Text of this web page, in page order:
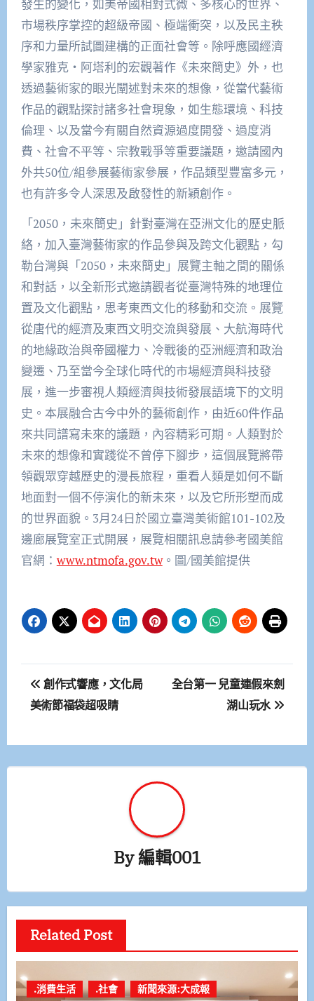
發生的變化，如美帝國相對式微、多核心的世界、
市場秩序掌控的超級帝國、極端衝突，以及民主秩
序和力量所試圖建構的正面社會等。除呼應國經濟
學家雅克‧阿塔利的宏觀著作《未來簡史》外，也
透過藝術家的眼光闡述對未來的想像，從當代藝術
作品的觀點探討諸多社會現象，如生態環境、科技
倫理、以及當今有關自然資源過度開發、過度消
費、社會不平等、宗教戰爭等重要議題，邀請國內
外共50位/組參展藝術家參展，作品類型豐富多元，
也有許多令人深思及啟發性的新穎創作。
「2050，未來簡史」針對臺灣在亞洲文化的歷史脈
絡，加入臺灣藝術家的作品參與及跨文化觀點，勾
勒台灣與「2050，未來簡史」展覽主軸之間的關係
和對話，以全新形式邀請觀者從臺灣特殊的地理位
置及文化觀點，思考東西文化的移動和交流。展覽
從唐代的經濟及東西文明交流與發展、大航海時代
的地緣政治與帝國權力、冷戰後的亞洲經濟和政治
變遷、乃至當今全球化時代的市場經濟與科技發
展，進一步審視人類經濟與技術發展語境下的文明
史。本展融合古今中外的藝術創作，由近60件作品
來共同譜寫未來的議題，內容精彩可期。人類對於
未來的想像和實踐從不曾停下腳步，這個展覽將帶
領觀眾穿越歷史的漫長旅程，重看人類是如何不斷
地面對一個不停演化的新未來，以及它所形塑而成
的世界面貌。3月24日於國立臺灣美術館101-102及
邊廊展覽室正式開展，展覽相關訊息請參考國美館
官網： www.ntmofa.gov.tw。圖/國美館提供
文
章
覽
創作式響應，文化局
美術節福袋超吸睛
全台第一 兒童連假來劍
湖山玩水
By編輯001
Related Post
.消費生活 .社會 新聞來源:大成報